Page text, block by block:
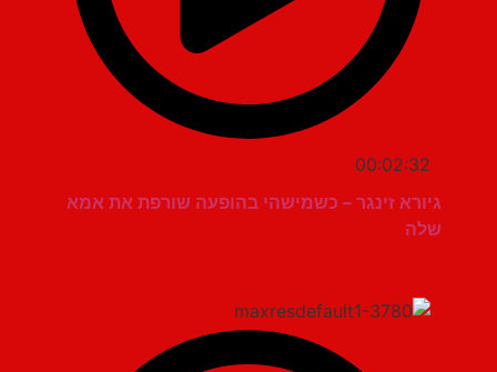
00:02:32
גיורא זינגר – כשמישהי בהופעה שורפת את אמא